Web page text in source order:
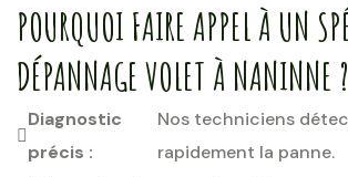
POURQUOI FAIRE APPEL À UN
DÉPANNAGE VOLET À NANINNE ?
Diagnostic
précis :
Nos techniciens
rapidement la panne.